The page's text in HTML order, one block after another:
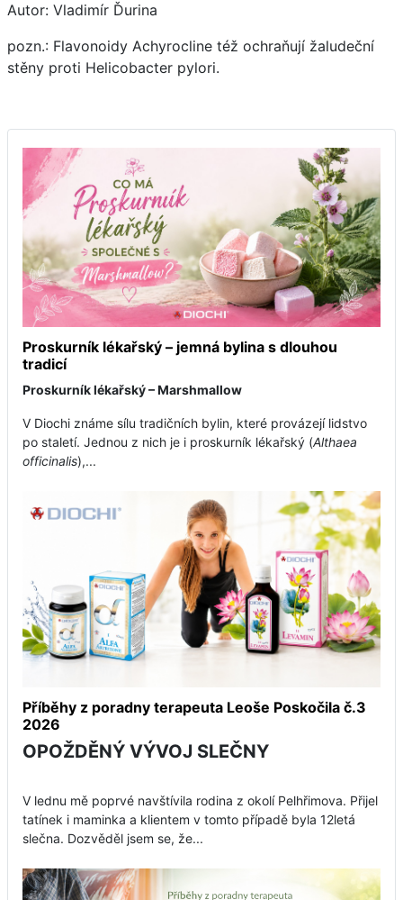
Autor: Vladimír Ďurina
pozn.: Flavonoidy Achyrocline též ochraňují žaludeční
stěny proti Helicobacter pylori.
Proskurník lékařský – jemná bylina s dlouhou
tradicí
Proskurník lékařský – Marshmallow
V Diochi známe sílu tradičních bylin, které provázejí lidstvo
po staletí. Jednou z nich je i proskurník lékařský (Althaea
officinalis),...
Příběhy z poradny terapeuta Leoše Poskočila č.3
2026
OPOŽDĚNÝ VÝVOJ SLEČNY
V lednu mě poprvé navštívila rodina z okolí Pelhřimova. Přijel
tatínek i maminka a klientem v tomto případě byla 12letá
slečna. Dozvěděl jsem se, že...